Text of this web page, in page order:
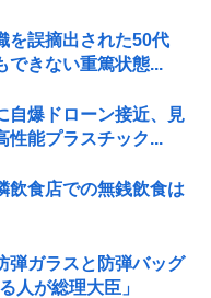
を誤摘出された50代
できない重篤状態...
自爆ドローン接近、見
能プラスチック...
飲食店での無銭飲食は
弾ガラスと防弾バッグ
人が総理大臣」